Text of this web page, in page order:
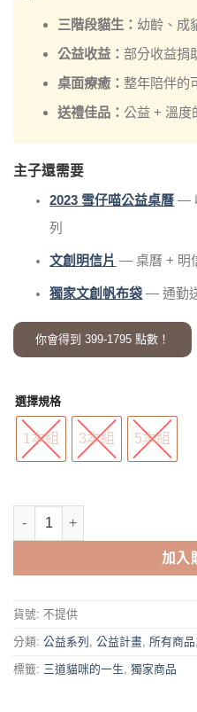
三階段貓生： 幼齡、成
公益收益： 部分收益捐
桌面療癒： 整年陪伴的
送禮佳品： 公益 + 溫度
主子還需要
2023 雪仔喵公益桌曆 —
列
文創明信片 — 桌曆 + 明
獨家文創帆布袋 — 通勤
你會得到 399-1795 點數！
選擇規格
1本組 3本組 5本組
貓後苑CatGarden 2024年 三道
加入
貨號: 不提供
分類: 公益系列 , 公益計畫, 所有商品,
標籤: 三道貓咪的一生, 獨家商品